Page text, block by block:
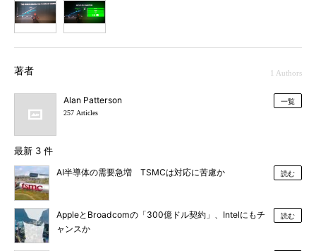
著者 1 Authors
Alan Patterson
257 Articles
一覧
最新 3 件
AI半導体の需要急増 TSMCは対応に苦慮か 読む
AppleとBroadcomの「300億ドル契約」、Intelにもチ
ャンスか
読む